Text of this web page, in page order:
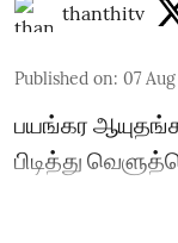
thanthitv
Published on: 07
பயங்கர
பிடித்து